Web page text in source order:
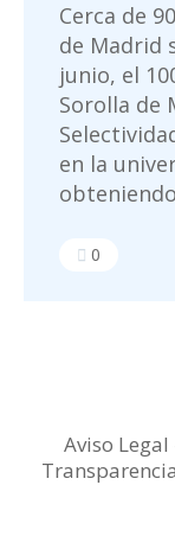
Cerca de
de Madrid
junio, el
Sorolla de
en la
0
Aviso Legal
Transparencia